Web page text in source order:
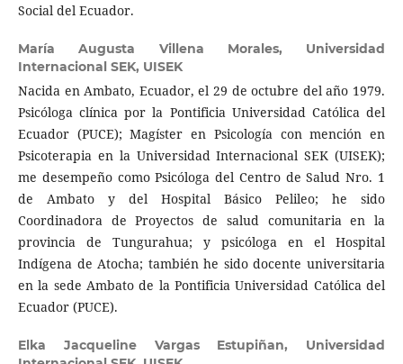
Social del Ecuador.
María Augusta Villena Morales, Universidad
Internacional SEK, UISEK
Nacida en Ambato, Ecuador, el 29 de octubre del año 1979.
Psicóloga clínica por la Pontificia Universidad Católica del
Ecuador (PUCE); Magíster en Psicología con mención en
Psicoterapia en la Universidad Internacional SEK (UISEK);
me desempeño como Psicóloga del Centro de Salud Nro. 1
de Ambato y del Hospital Básico Pelileo; he sido
Coordinadora de Proyectos de salud comunitaria en la
provincia de Tungurahua; y psicóloga en el Hospital
Indígena de Atocha; también he sido docente universitaria
en la sede Ambato de la Pontificia Universidad Católica del
Ecuador (PUCE).
Elka Jacqueline Vargas Estupiñan, Universidad